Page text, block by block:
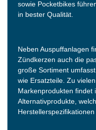
sowie Pocketbikes
in bester Qualität.
Neben Auspuffanlagen
Zündkerzen auch die
große Sortiment
wie Ersatzteile. Zu
Markenprodukten findet
Alternativprodukte,